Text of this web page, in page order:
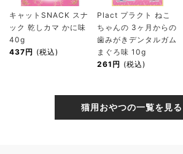
キャットSNACK スナ
ック 乾しカマ かに味
40g
437円 (税込)
Plact プラクト ねこ
ちゃんの 3ヶ月からの
歯みがきデンタルガム
まぐろ味 10g
261円 (税込)
猫用おやつの一覧を見る